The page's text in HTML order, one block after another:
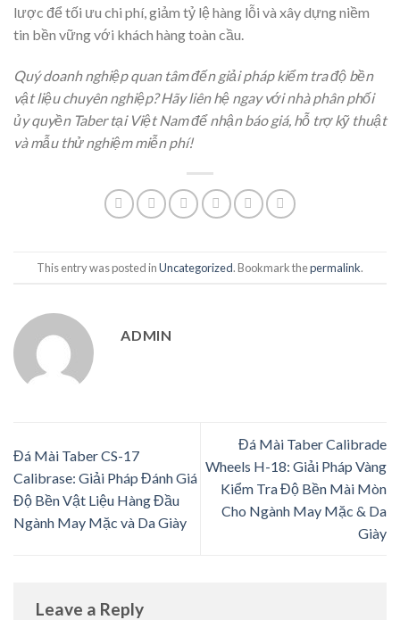
lược để tối ưu chi phí, giảm tỷ lệ hàng lỗi và xây dựng niềm
tin bền vững với khách hàng toàn cầu.
Quý doanh nghiệp quan tâm đến giải pháp kiểm tra độ bền
vật liệu chuyên nghiệp? Hãy liên hệ ngay với nhà phân phối
ủy quyền Taber tại Việt Nam để nhận báo giá, hỗ trợ kỹ thuật
và mẫu thử nghiệm miễn phí!
This entry was posted inUncategorized. Bookmark thepermalink.
ADMIN
Đá Mài Taber CS-17
Calibrase: Giải Pháp Đánh Giá
Độ Bền Vật Liệu Hàng Đầu
Ngành May Mặc và Da Giày
Đá Mài Taber Calibrade
Wheels H-18: Giải Pháp Vàng
Kiểm Tra Độ Bền Mài Mòn
Cho Ngành May Mặc & Da
Giày
Leave a Reply